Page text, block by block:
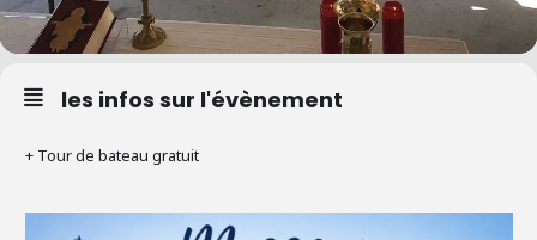
les infos sur l'évènement
+ Tour de bateau gratuit